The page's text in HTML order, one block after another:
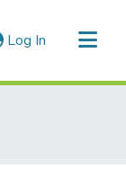
Log In (current)